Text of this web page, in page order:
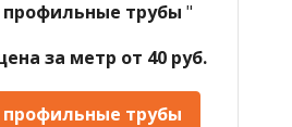
профильные трубы "
за метр от 40 руб.
профильные трубы